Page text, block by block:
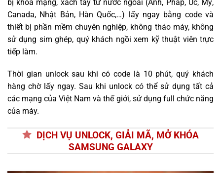
bị khóa mạng, xách tay từ nước ngoài (Anh, Pháp, Úc, Mỹ,
Canada, Nhật Bản, Hàn Quốc,…) lấy ngay bằng code và
thiết bị phần mềm chuyên nghiệp, không tháo máy, không
sử dụng sim ghép, quý khách ngồi xem kỹ thuật viên trực
tiếp làm.
Thời gian unlock sau khi có code là 10 phút, quý khách
hàng chờ lấy ngay. Sau khi unlock có thể sử dụng tất cả
các mạng của Việt Nam và thế giới, sử dụng full chức năng
của máy.
DỊCH VỤ UNLOCK, GIẢI MÃ, MỞ KHÓA
SAMSUNG GALAXY